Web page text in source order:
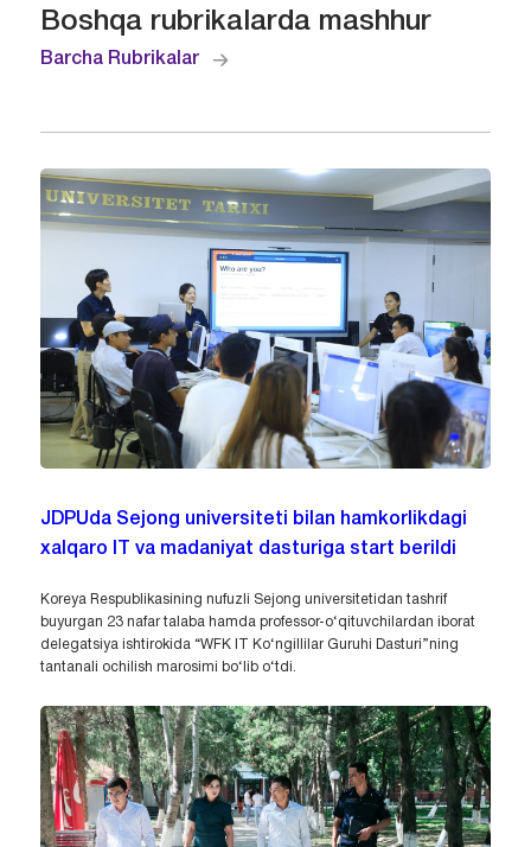
Boshqa rubrikalarda mashhur
Barcha Rubrikalar
JDPUda Sejong universiteti bilan hamkorlikdagi
xalqaro IT va madaniyat dasturiga start berildi
Koreya Respublikasining nufuzli Sejong universitetidan tashrif
buyurgan 23 nafar talaba hamda professor-o‘qituvchilardan iborat
delegatsiya ishtirokida “WFK IT Ko‘ngillilar Guruhi Dasturi”ning
tantanali ochilish marosimi bo‘lib o‘tdi.